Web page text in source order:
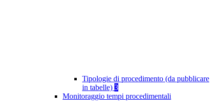
Tipologie di procedimento (da pubblicare
in tabelle) 3
Monitoraggio tempi procedimentali